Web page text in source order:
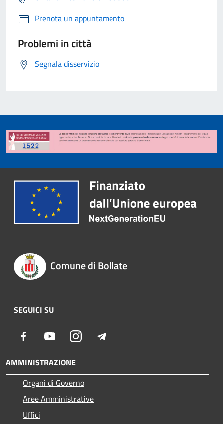
Prenota un appuntamento
Problemi in città
Segnala disservizio
Comune di Bollate
SEGUICI SU
Facebook YoutubeInstagram
AMMINISTRAZIONE
Organi di Governo
Aree Amministrative
Uffici